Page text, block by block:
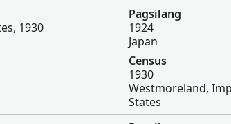
1930
Pagsilang
1924
Japan
Census
1930
Westmoreland,
States